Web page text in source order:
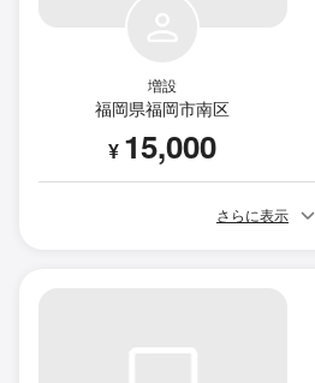
増設
福岡県福岡市南区
¥ 15,000
さらに表示